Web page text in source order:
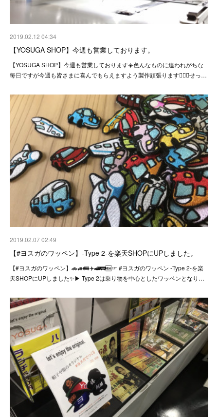
2019.02.12 04:34
【YOSUGA SHOP】今週も営業しております。
【YOSUGA SHOP】今週も営業しております☀️色んなものに追われがちな
毎日ですが今週も皆さまに喜んでもらえますよう製作頑張ります🙇‍♂️✨せっ…
2019.02.07 02:49
【#ヨスガのワッペン】-Type 2-を楽天SHOPにUPしました。
【#ヨスガのワッペン】🚗🚙🚌✈️🚅🚃🆕☞ #ヨスガのワッペン -Type 2-を楽
天SHOPにUPしました✨▶︎ Type 2は乗り物を中心としたワッペンとなり…